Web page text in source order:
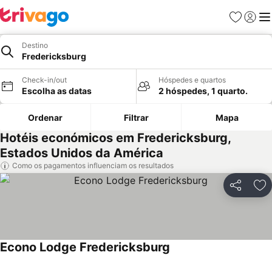
Favoritos
Iniciar
Destino
Fredericksburg
Check-in/out
Escolha as datas
Hóspedes e quartos
2 hóspedes, 1 quarto.
Ordenar Filtrar Mapa
Hotéis económicos em Fredericksburg,
Estados Unidos da América
Como os pagamentos influenciam os resultados
Partilhar
Econo Lodge Fredericksburg